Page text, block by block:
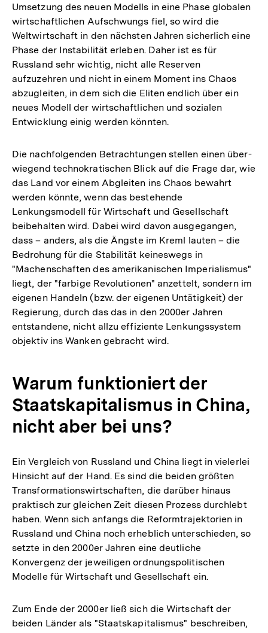
Umsetzung des neuen Modells in eine Phase globalen
wirtschaftlichen Aufschwungs fiel, so wird die
Weltwirtschaft in den nächsten Jahren sicherlich eine
Phase der Instabilität erleben. Daher ist es für
Russland sehr wichtig, nicht alle Reserven
aufzuzehren und nicht in einem Moment ins Chaos
abzugleiten, in dem sich die Eliten endlich über ein
neues Modell der wirtschaftlichen und sozialen
Entwicklung einig werden könnten.
Die nachfolgenden Betrachtungen stellen einen über­
wiegend technokratischen Blick auf die Frage dar, wie
das Land vor einem Abgleiten ins Chaos bewahrt
werden könnte, wenn das bestehende
Lenkungsmodell für Wirtschaft und Gesellschaft
beibehalten wird. Dabei wird davon ausgegangen,
dass – anders, als die Ängste im Kreml lauten – die
Bedrohung für die Stabilität keineswegs in
"Machenschaften des amerikanischen Imperialismus"
liegt, der "farbige Revolutionen" anzettelt, sondern im
eigenen Handeln (bzw. der eigenen Untätigkeit) der
Regierung, durch das das in den 2000er Jahren
entstandene, nicht allzu effiziente Lenkungssystem
objektiv ins Wanken gebracht wird.
Warum funktioniert der
Staatskapitalismus in China,
nicht aber bei uns?
Ein Vergleich von Russland und China liegt in vielerlei
Hinsicht auf der Hand. Es sind die beiden größten
Transformationswirtschaften, die darüber hinaus
praktisch zur gleichen Zeit diesen Prozess durchlebt
haben. Wenn sich anfangs die Reformtrajektorien in
Russland und China noch erheblich unterschieden, so
setzte in den 2000er Jahren eine deutliche
Konvergenz der jeweiligen ordnungspolitischen
Modelle für Wirtschaft und Gesellschaft ein.
Zum Ende der 2000er ließ sich die Wirtschaft der
beiden Länder als "Staatskapitalismus" beschreiben,